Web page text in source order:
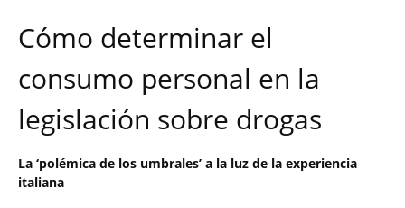
Cómo determinar el
consumo personal en la
legislación sobre drogas
La ‘polémica de los umbrales’ a la luz de la experiencia
italiana